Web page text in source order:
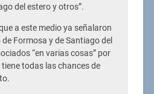
del estero y otros”.
a este medio ya señalaron
Formosa y de Santiago del
“en varias cosas” por
tiene todas las chances de